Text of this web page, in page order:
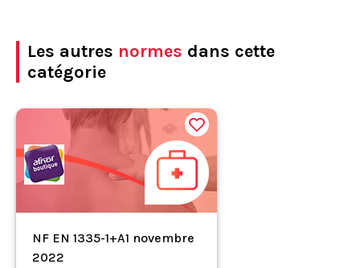
Les autres normes dans cette
catégorie
NF EN 1335-1+A1 novembre
2022